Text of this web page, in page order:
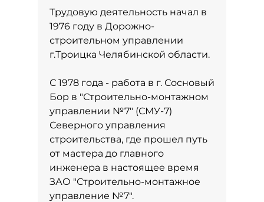
Трудовую деятельность начал в
1976 году в Дорожно-
строительном управлении
г.Троицка Челябинской области.
С 1978 года - работа в г. Сосновый
Бор в "Строительно-монтажном
управлении №7" (СМУ-7)
Северного управления
строительства, где прошел путь
от мастера до главного
инженера в настоящее время
ЗАО "Строительно-монтажное
управление №7".